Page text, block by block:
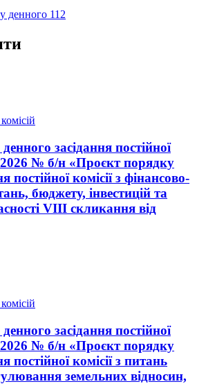
денного 112
засідання постійної
№ б/н «Проєкт порядку
постійної комісії з фінансово-
бюджету, інвестицій та
VІІІ скликання від
засідання постійної
№ б/н «Проєкт порядку
постійної комісії з питань
земельних відносин,